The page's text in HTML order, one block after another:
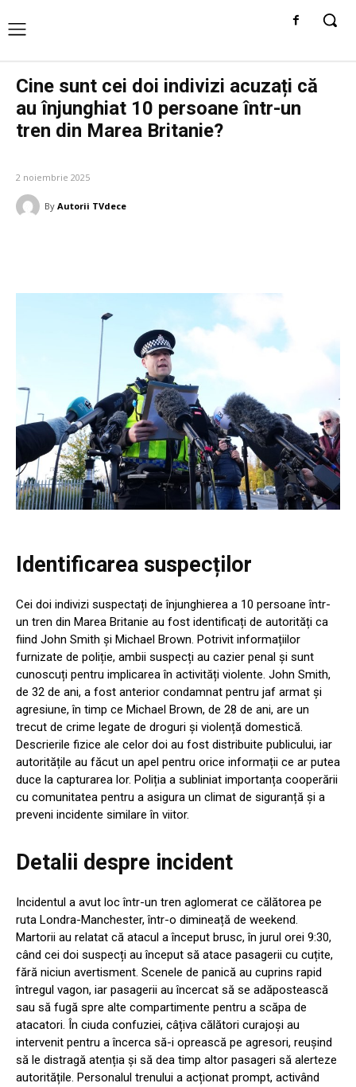
Cine sunt cei doi indivizi acuzați că
au înjunghiat 10 persoane într-un
tren din Marea Britanie?
2 noiembrie 2025
By Autorii TVdece
Identificarea suspecților
Cei doi indivizi suspectați de înjunghierea a 10 persoane într-
un tren din Marea Britanie au fost identificați de autorități ca
fiind John Smith și Michael Brown. Potrivit informațiilor
furnizate de poliție, ambii suspecți au cazier penal și sunt
cunoscuți pentru implicarea în activități violente. John Smith,
de 32 de ani, a fost anterior condamnat pentru jaf armat și
agresiune, în timp ce Michael Brown, de 28 de ani, are un
trecut de crime legate de droguri și violență domestică.
Descrierile fizice ale celor doi au fost distribuite publicului, iar
autoritățile au făcut un apel pentru orice informații ce ar putea
duce la capturarea lor. Poliția a subliniat importanța cooperării
cu comunitatea pentru a asigura un climat de siguranță și a
preveni incidente similare în viitor.
Detalii despre incident
Incidentul a avut loc într-un tren aglomerat ce călătorea pe
ruta Londra-Manchester, într-o dimineață de weekend.
Martorii au relatat că atacul a început brusc, în jurul orei 9:30,
când cei doi suspecți au început să atace pasagerii cu cuțite,
fără niciun avertisment. Scenele de panică au cuprins rapid
întregul vagon, iar pasagerii au încercat să se adăpostească
sau să fugă spre alte compartimente pentru a scăpa de
atacatori. În ciuda confuziei, câțiva călători curajoși au
intervenit pentru a încerca să-i oprească pe agresori, reușind
să le distragă atenția și să dea timp altor pasageri să alerteze
autoritățile. Personalul trenului a acționat prompt, activând